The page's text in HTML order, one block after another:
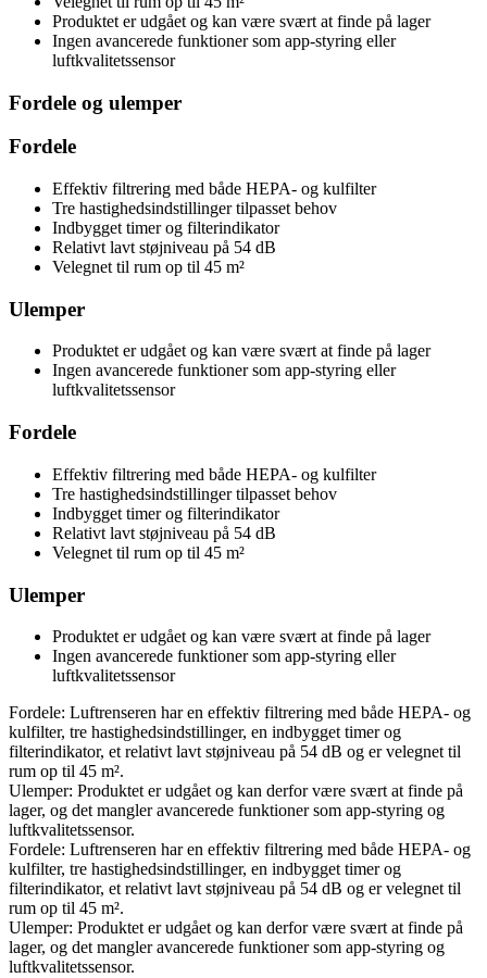
Produktet er udgået og kan være svært at finde på lager
Ingen avancerede funktioner som app-styring eller
luftkvalitetssensor
Fordele og ulemper
Fordele
Effektiv filtrering med både HEPA- og kulfilter
Tre hastighedsindstillinger tilpasset behov
Indbygget timer og filterindikator
Relativt lavt støjniveau på 54 dB
Velegnet til rum op til 45 m²
Ulemper
Produktet er udgået og kan være svært at finde på lager
Ingen avancerede funktioner som app-styring eller
luftkvalitetssensor
Fordele
Effektiv filtrering med både HEPA- og kulfilter
Tre hastighedsindstillinger tilpasset behov
Indbygget timer og filterindikator
Relativt lavt støjniveau på 54 dB
Velegnet til rum op til 45 m²
Ulemper
Produktet er udgået og kan være svært at finde på lager
Ingen avancerede funktioner som app-styring eller
luftkvalitetssensor
Fordele: Luftrenseren har en effektiv filtrering med både HEPA- og
kulfilter, tre hastighedsindstillinger, en indbygget timer og
filterindikator, et relativt lavt støjniveau på 54 dB og er velegnet til
rum op til 45 m².
Ulemper: Produktet er udgået og kan derfor være svært at finde på
lager, og det mangler avancerede funktioner som app-styring og
luftkvalitetssensor.
Fordele: Luftrenseren har en effektiv filtrering med både HEPA- og
kulfilter, tre hastighedsindstillinger, en indbygget timer og
filterindikator, et relativt lavt støjniveau på 54 dB og er velegnet til
rum op til 45 m².
Ulemper: Produktet er udgået og kan derfor være svært at finde på
lager, og det mangler avancerede funktioner som app-styring og
luftkvalitetssensor.